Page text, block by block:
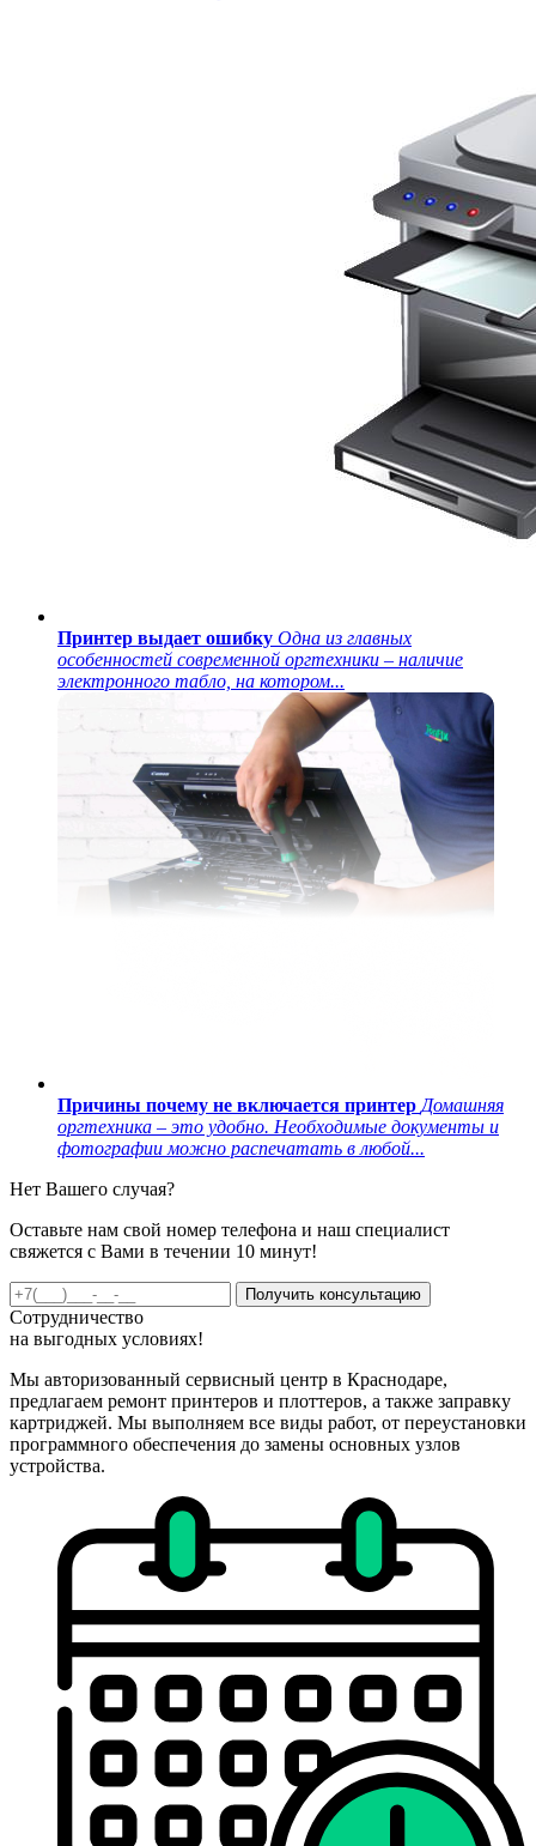
Принтер выдает ошибку Одна из главных
особенностей современной оргтехники – наличие
электронного табло, на котором...
Причины почему не включается принтер Домашняя
оргтехника – это удобно. Необходимые документы и
фотографии можно распечатать в любой...
Нет Вашего случая?
Оставьте нам свой номер телефона и наш специалист
свяжется с Вами в течении 10 минут!
Получить консультацию
Сотрудничество
на выгодных условиях!
Мы авторизованный сервисный центр в Краснодаре,
предлагаем ремонт принтеров и плоттеров, а также заправку
картриджей. Мы выполняем все виды работ, от переустановки
программного обеспечения до замены основных узлов
устройства.